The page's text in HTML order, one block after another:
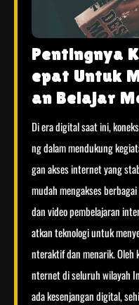
Pentingnya
epat Untuk
an Belajar
Di era digital saat ini,
ng dalam mendukung
gan akses internet yang
mudah mengakses
dan video pembelajaran
atkan teknologi untuk
nteraktif dan menarik.
nternet di seluruh wilayah
ada kesenjangan digital,